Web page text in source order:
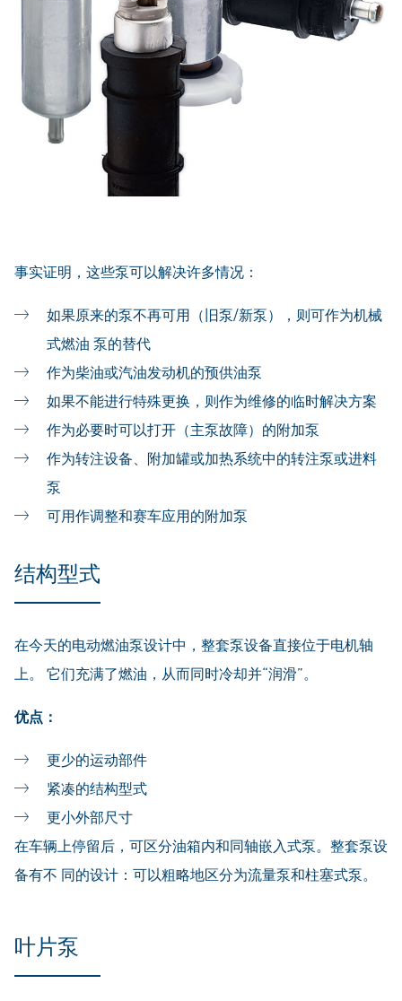
事实证明，这些泵可以解决许多情况：
如果原来的泵不再可用（旧泵/新泵），则可作为机械
式燃油 泵的替代
作为柴油或汽油发动机的预供油泵
如果不能进行特殊更换，则作为维修的临时解决方案
作为必要时可以打开（主泵故障）的附加泵
作为转注设备、附加罐或加热系统中的转注泵或进料
泵
可用作调整和赛车应用的附加泵
结构型式
在今天的电动燃油泵设计中，整套泵设备直接位于电机轴
上。 它们充满了燃油，从而同时冷却并“润滑”。
优点：
更少的运动部件
紧凑的结构型式
更小外部尺寸
在车辆上停留后，可区分油箱内和同轴嵌入式泵。整套泵设
备有不 同的设计：可以粗略地区分为流量泵和柱塞式泵。
叶片泵